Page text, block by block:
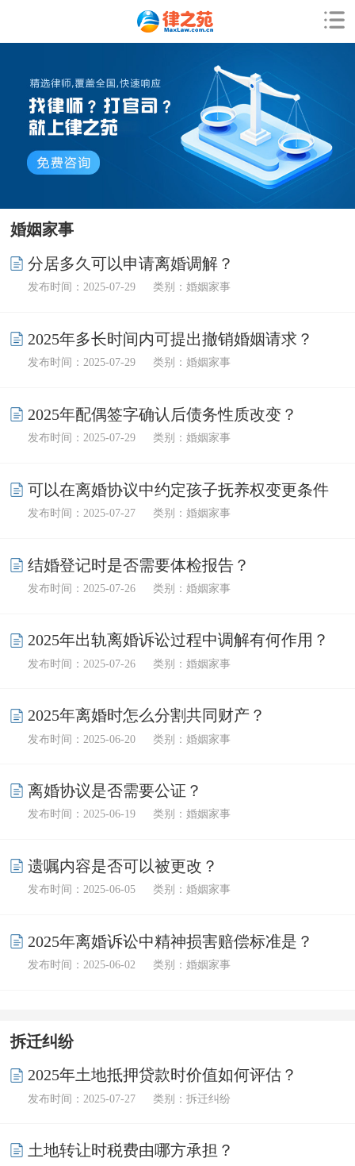
婚姻家事
分居多久可以申请离婚调解？
发布时间：2025-07-29 类别：婚姻家事
2025年多长时间内可提出撤销婚姻请求？
发布时间：2025-07-29 类别：婚姻家事
2025年配偶签字确认后债务性质改变？
发布时间：2025-07-29 类别：婚姻家事
可以在离婚协议中约定孩子抚养权变更条件
吗？
发布时间：2025-07-27 类别：婚姻家事
结婚登记时是否需要体检报告？
发布时间：2025-07-26 类别：婚姻家事
2025年出轨离婚诉讼过程中调解有何作用？
发布时间：2025-07-26 类别：婚姻家事
2025年离婚时怎么分割共同财产？
发布时间：2025-06-20 类别：婚姻家事
离婚协议是否需要公证？
发布时间：2025-06-19 类别：婚姻家事
遗嘱内容是否可以被更改？
发布时间：2025-06-05 类别：婚姻家事
2025年离婚诉讼中精神损害赔偿标准是？
发布时间：2025-06-02 类别：婚姻家事
拆迁纠纷
2025年土地抵押贷款时价值如何评估？
发布时间：2025-07-27 类别：拆迁纠纷
土地转让时税费由哪方承担？